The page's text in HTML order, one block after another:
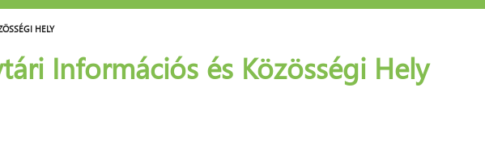
HELY
Információs és Közösségi Hely